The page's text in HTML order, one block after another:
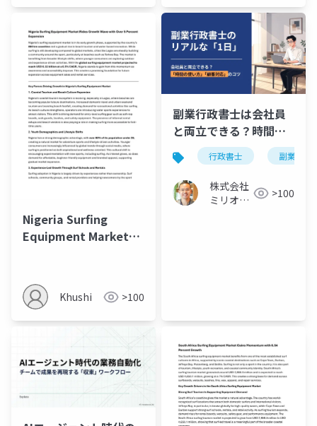
Nigeria Surfing
Equipment Market
Khushi >100
副業行政書士は会社員
と両立できる？時間不
足の解決法を解説
行政書士 副業
株式会社
ミリオン
>100